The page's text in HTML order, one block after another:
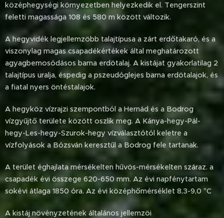
középhegységi környezetben helyezkedik el. Tengerszint
feletti magassága 108 és 580 m között változik.
A hegyvidék legjellemzöbb talajtípusa a zárt erdőtakaró, és a
viszonylag magas csapadékértékek által meghatározott
agyagbemosódásos barna erdötalaj. A kistájat gyakorlatilag 2
talajtípus uralja, éspedig a pszeudóglejes barna erdötalajok, és
a fiatal nyers öntéstalajok.
A hegyköz vízrajzi szempontból a Hernád és a Bodrog
vízgyűjtő területe között oszlik meg. A Kánya-hegy-Pál-
hegy-Les-hegy-Szurok-hegy vízválasztótól keletre a
vízfolyások a Bózsván keresztűl a Bodrog fele tartanak.
A terület éghajlata mérsékelten hűvös-mérsékelten száraz. a
csapadék évi összege 620-650 mm. Az évi napfénytartam
sokévi átlaga 1850 óra. Az évi középhőmérséklet 8,3-9,0 °C
A kistáj növényzetének általános jellemzöi